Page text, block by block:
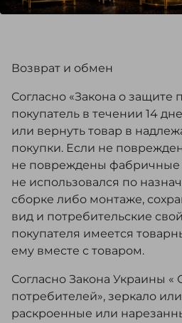
Возврат и обмен
Согласно «Закона о защите
покупатель в течении 14
или вернуть товар в
покупки. Если не
не повреждены фабричные
не использовался по
сборке либо монтаже,
вид и потребительские
покупателя имеется
ему вместе с товаром.
Согласно Закона Украины «
потребителей», зеркало
раскроенные или